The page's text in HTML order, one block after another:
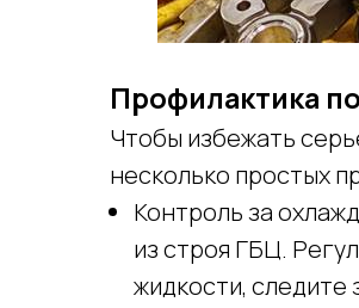
Профилактика
Чтобы избежать
несколько простых
Контроль за
из строя ГБЦ.
жидкости, следите